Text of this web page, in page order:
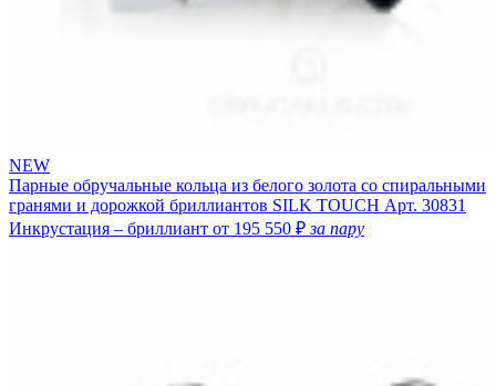
NEW
Парные обручальные кольца из белого золота со спиральными
гранями и дорожкой бриллиантов SILK TOUCH Арт. 30831
Инкрустация – бриллиант от 195 550 ₽за пару